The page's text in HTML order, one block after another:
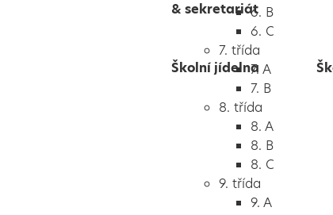
6. B
6. C
7. třída
7. A
7. B
8. třída
8. A
8. B
8. C
9. třída
9. A
& sekretariát
Školní jídelna